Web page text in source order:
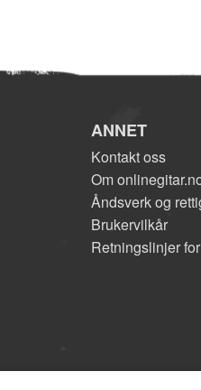
ANNET
Kontakt oss
Om
Åndsverk og
Brukervilkår
Retningslinjer